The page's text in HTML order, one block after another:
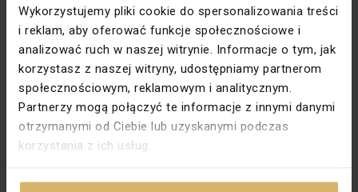
Wykorzystujemy pliki cookie do spersonalizowania treści
i reklam, aby oferować funkcje społecznościowe i
analizować ruch w naszej witrynie. Informacje o tym, jak
korzystasz z naszej witryny, udostępniamy partnerom
społecznościowym, reklamowym i analitycznym.
Partnerzy mogą połączyć te informacje z innymi danymi
otrzymanymi od Ciebie lub uzyskanymi podczas
korzystania z ich usług.
Uziemienie Brak
Wysokość [mm] 80,5
Zabezpieczenie powierzchni Lakierowanie
Wykończenie powierzchni Matowe
Kolor dokładny Aluminiowy metalizowany
Podświetlenie